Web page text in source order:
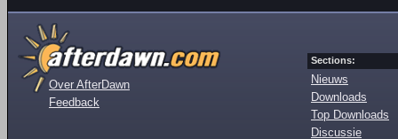
Over AfterDawn
Feedback
Sections:
Nieuws
Downloads
Top Downloads
Discussie